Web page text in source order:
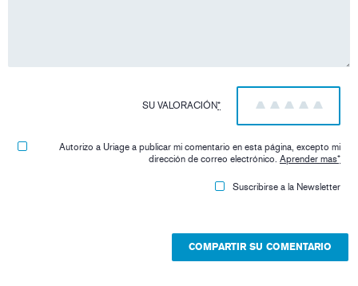
SU VALORACIÓN* 5
4
3
2
1
Autorizo ​​a Uriage a publicar mi comentario en esta página, excepto mi
dirección de correo electrónico.Aprender mas*
Suscribirse a la Newsletter